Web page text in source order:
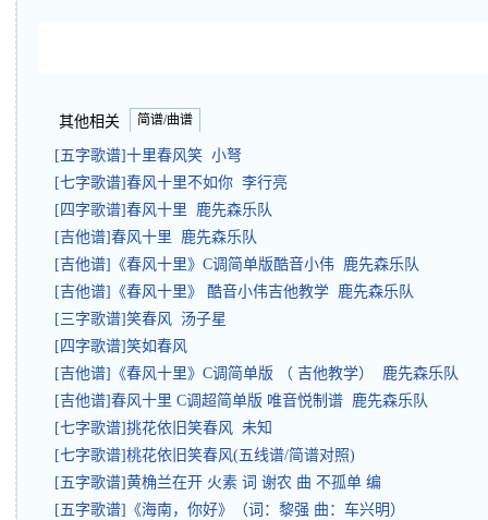
其他相关 简谱/曲谱
[五字歌谱]十里春风笑 小弩
[七字歌谱]春风十里不如你 李行亮
[四字歌谱]春风十里 鹿先森乐队
[吉他谱]春风十里 鹿先森乐队
[吉他谱]《春风十里》C调简单版酷音小伟 鹿先森乐队
[吉他谱]《春风十里》 酷音小伟吉他教学 鹿先森乐队
[三字歌谱]笑春风 汤子星
[四字歌谱]笑如春风
[吉他谱]《春风十里》C调简单版 （ 吉他教学） 鹿先森乐队
[吉他谱]春风十里 C调超简单版 唯音悦制谱 鹿先森乐队
[七字歌谱]挑花依旧笑春风 未知
[七字歌谱]桃花依旧笑春风(五线谱/简谱对照)
[五字歌谱]黄桷兰在开 火素 词 谢农 曲 不孤单 编
[五字歌谱]《海南，你好》（词：黎强 曲：车兴明）